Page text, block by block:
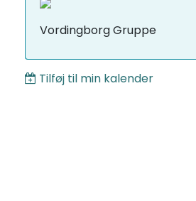
Vordingborg Gruppe
Tilføj til min kalender